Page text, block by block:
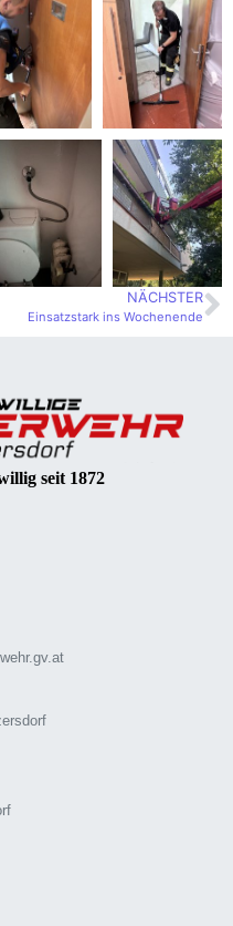
NÄCHSTER
Einsatzstark ins Wochenende
seit 1872